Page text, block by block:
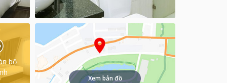
bộ
Xem bản đồ